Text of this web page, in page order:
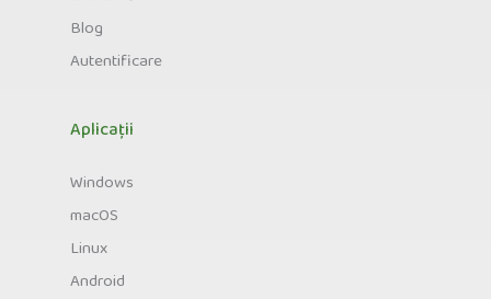
Blog
Autentificare
Aplicații
Windows
macOS
Linux
Android